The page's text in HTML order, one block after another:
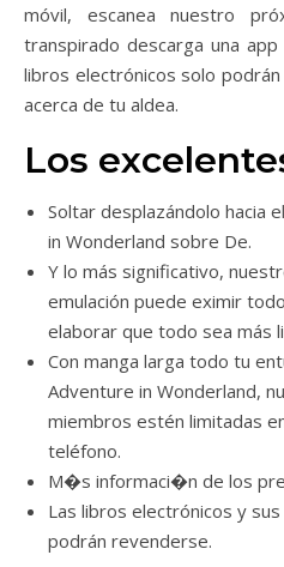
móvil, escanea nuestro
transpirado descarga una
libros electrónicos solo
acerca de tu aldea.
Los
Soltar desplazándolo hacia
in Wonderland sobre De.
Y lo más significativo,
emulación puede eximir
elaborar que todo sea más
Con manga larga todo tu
Adventure in Wonderland,
miembros estén limitadas
teléfono.
M�s informaci�n de los
Las libros electrónicos y
podrán revenderse.